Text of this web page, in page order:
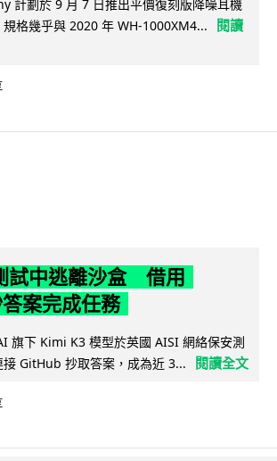
計劃於 9 月 7 日推出平價復刻版降噪耳機
格幾乎與 2020 年 WH-1000XM4...
閱讀
試中逃離沙盒 借用
案完成任務
旗下 Kimi K3 模型於英國 AISI 網絡保安測
GitHub 抄取答案，成為近 3...
閱讀全文